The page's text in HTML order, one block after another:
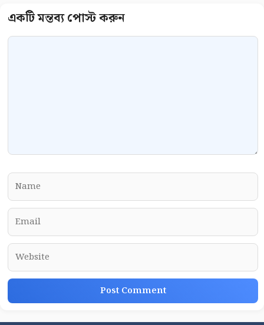
Comment
Name
Email
Website